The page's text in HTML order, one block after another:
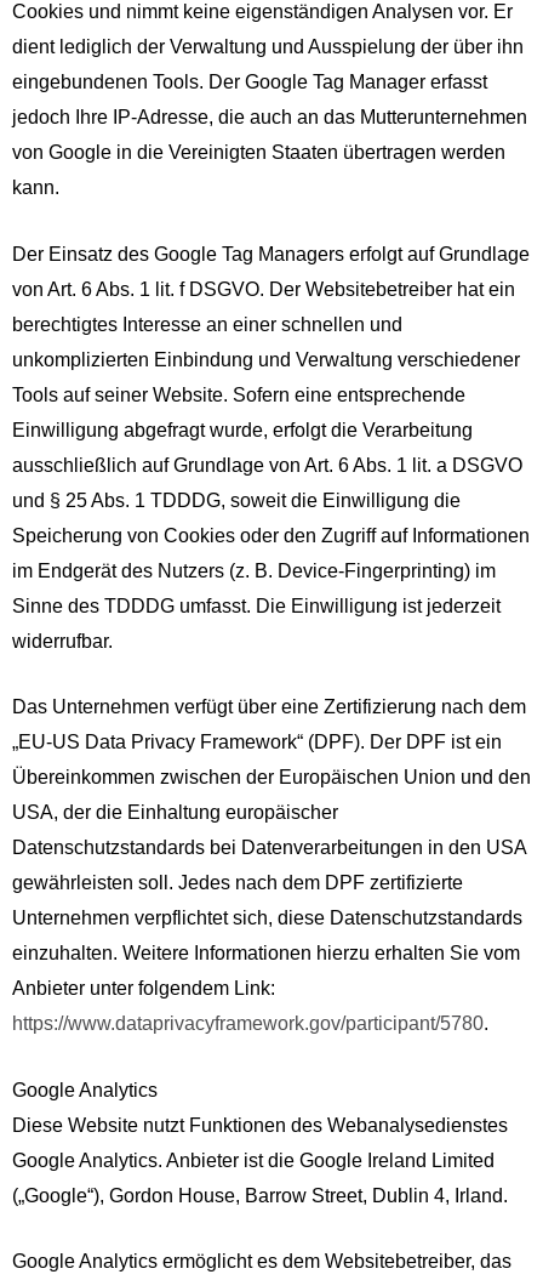
Cookies und nimmt keine eigenständigen Analysen vor. Er
dient lediglich der Verwaltung und Ausspielung der über ihn
eingebundenen Tools. Der Google Tag Manager erfasst
jedoch Ihre IP-Adresse, die auch an das Mutterunternehmen
von Google in die Vereinigten Staaten übertragen werden
kann.
Der Einsatz des Google Tag Managers erfolgt auf Grundlage
von Art. 6 Abs. 1 lit. f DSGVO. Der Websitebetreiber hat ein
berechtigtes Interesse an einer schnellen und
unkomplizierten Einbindung und Verwaltung verschiedener
Tools auf seiner Website. Sofern eine entsprechende
Einwilligung abgefragt wurde, erfolgt die Verarbeitung
ausschließlich auf Grundlage von Art. 6 Abs. 1 lit. a DSGVO
und § 25 Abs. 1 TDDDG, soweit die Einwilligung die
Speicherung von Cookies oder den Zugriff auf Informationen
im Endgerät des Nutzers (z. B. Device-Fingerprinting) im
Sinne des TDDDG umfasst. Die Einwilligung ist jederzeit
widerrufbar.
Das Unternehmen verfügt über eine Zertifizierung nach dem
„EU-US Data Privacy Framework“ (DPF). Der DPF ist ein
Übereinkommen zwischen der Europäischen Union und den
USA, der die Einhaltung europäischer
Datenschutzstandards bei Datenverarbeitungen in den USA
gewährleisten soll. Jedes nach dem DPF zertifizierte
Unternehmen verpflichtet sich, diese Datenschutzstandards
einzuhalten. Weitere Informationen hierzu erhalten Sie vom
Anbieter unter folgendem Link:
https://www.dataprivacyframework.gov/participant/5780.
Google Analytics
Diese Website nutzt Funktionen des Webanalysedienstes
Google Analytics. Anbieter ist die Google Ireland Limited
(„Google“), Gordon House, Barrow Street, Dublin 4, Irland.
Google Analytics ermöglicht es dem Websitebetreiber, das